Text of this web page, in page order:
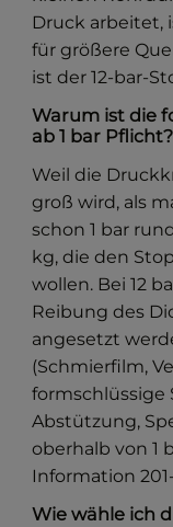
Druck arbeitet,
für größere
ist der 12-bar-
Warum ist die
ab 1 bar Pflicht?
Weil die
groß wird, als
schon 1 bar
kg, die den
wollen. Bei 12
Reibung des
angesetzt
(Schmierfilm,
formschlüssige
Abstützung,
oberhalb von 1
Information
Wie wähle ich